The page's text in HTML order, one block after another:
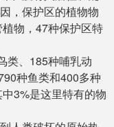
，保护区的植物物
物，47种保护区特
类、185种哺乳动
种鱼类和400多种
3%是这里特有的物